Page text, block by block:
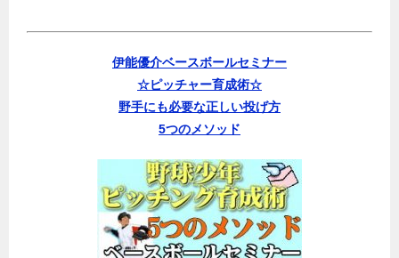
伊能優介ベースボールセミナー
☆ピッチャー育成術☆
野手にも必要な正しい投げ方
5つのメソッド